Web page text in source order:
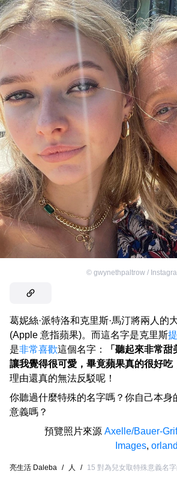
© gwynethpaltrow /
葛妮絲·派特洛和克里斯·馬汀將兩人的
(Apple 意指蘋果)。而這名字是克里斯
是非常喜歡這個名字：
「聽起來非常
讓我覺得很可愛，畢竟蘋果真的很好吃
理由還真的無法反駁呢！
你聽過什麼特殊的名字嗎？你自己本身
意義嗎？
預覽照片來源 Axelle/Bauer-
Images,
亮生活 Daleba / 人 / 15 對為兒女取特殊意義名字